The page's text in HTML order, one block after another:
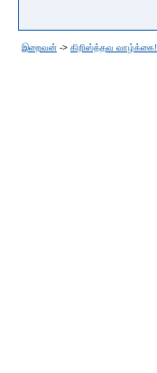
இறைவன் -> கிறிஸ்த்தவ வாழ்க்கை!